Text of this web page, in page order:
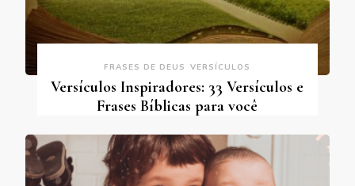
FRASES DE DEUS VERSÍCULOS
Versículos Inspiradores: 33 Versículos e
Frases Bíblicas para você